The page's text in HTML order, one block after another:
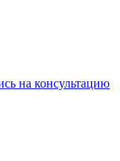
на консультацию